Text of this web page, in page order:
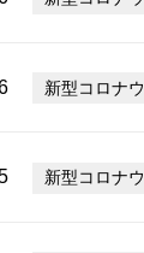
新型コロナ
新型コロナ